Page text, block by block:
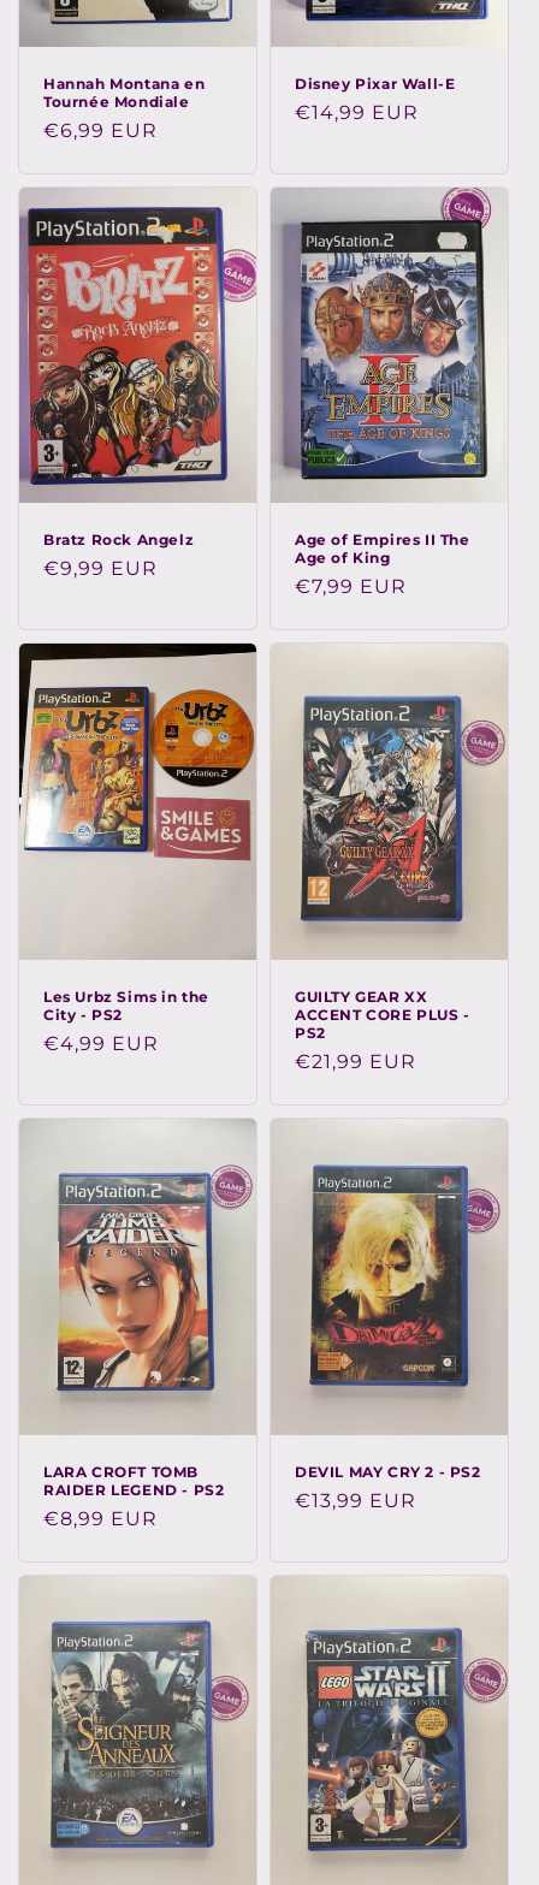
n
:
Hannah Montana en
Tournée Mondiale
Prix
€6,99 EUR
Disney Pixar Wall-E
Prix
€14,99 EUR
Bratz Rock Angelz
Prix
€9,99 EUR
Age of Empires II The
Age of King
Prix
€7,99 EUR
Les Urbz Sims in the
City - PS2
Prix
€4,99 EUR
GUILTY GEAR XX
ACCENT CORE PLUS -
PS2
Prix
€21,99 EUR
LARA CROFT TOMB
RAIDER LEGEND - PS2
Prix
€8,99 EUR
DEVIL MAY CRY 2 - PS2
Prix
€13,99 EUR